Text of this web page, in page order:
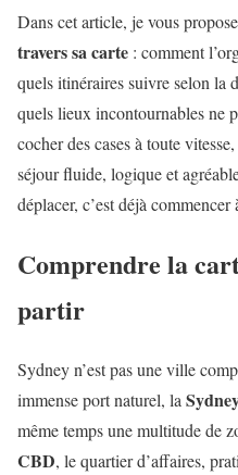
Dans cet article, je vous
travers sa carte : comment
quels itinéraires suivre selon la
quels lieux incontournables ne
cocher des cases à toute
séjour fluide, logique et
déplacer, c’est déjà commencer
Comprendre la
partir
Sydney n’est pas une ville
immense port naturel, la
même temps une multitude de
CBD, le quartier d’affaires,